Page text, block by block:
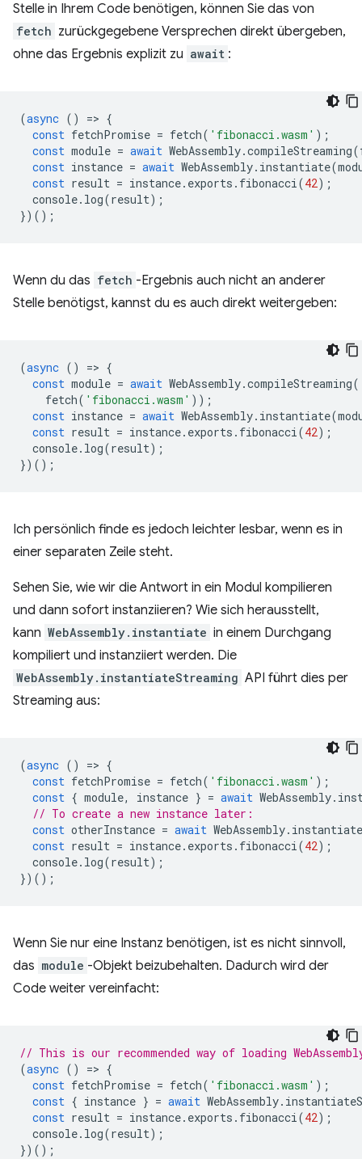
Stelle in Ihrem Code benötigen, können Sie das von
fetch zurückgegebene Versprechen direkt übergeben,
ohne das Ergebnis explizit zu await :
(async () => {
const fetchPromise = fetch( 'fibonacci.wasm' );
const module = await WebAssembly.compileStreaming(
const instance = await WebAssembly. instantiate(
const result = instance. exports . fibonacci(42);
console. log(result);
})();
Wenn du das fetch -Ergebnis auch nicht an anderer
Stelle benötigst, kannst du es auch direkt weitergeben:
(async () => {
const module = await WebAssembly.compileStreaming(
fetch( 'fibonacci.wasm' ));
const instance = await WebAssembly. instantiate(
const result = instance. exports . fibonacci(42);
console. log(result);
})();
Ich persönlich finde es jedoch leichter lesbar, wenn es in
einer separaten Zeile steht.
Sehen Sie, wie wir die Antwort in ein Modul kompilieren
und dann sofort instanziieren? Wie sich herausstellt,
kann WebAssembly.instantiate in einem Durchgang
kompiliert und instanziiert werden. Die
WebAssembly.instantiateStreaming API führt dies per
Streaming aus:
(async () => {
const fetchPromise = fetch( 'fibonacci.wasm' );
const { module, instance } = await WebAssembly.
// To create a new instance later:
const otherInstance = await WebAssembly. instantiate
const result = instance. exports . fibonacci(42);
console. log(result);
})();
Wenn Sie nur eine Instanz benötigen, ist es nicht sinnvoll,
das module -Objekt beizubehalten. Dadurch wird der
Code weiter vereinfacht:
// This is our recommended way of loading
(async () => {
const fetchPromise = fetch( 'fibonacci.wasm' );
const { instance } = await WebAssembly.
const result = instance. exports . fibonacci(42);
console. log(result);
})();